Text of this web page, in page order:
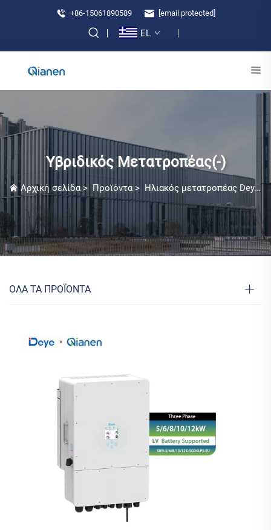
+86-15061890589 [email protected]
EL
Υβριδικός Μετατροπέας(-)
Αρχική σελίδα> Προϊόντα> Ηλιακός μετατροπέας Deye >
ΟΛΑ ΤΑ ΠΡΟΪΟΝΤΑ